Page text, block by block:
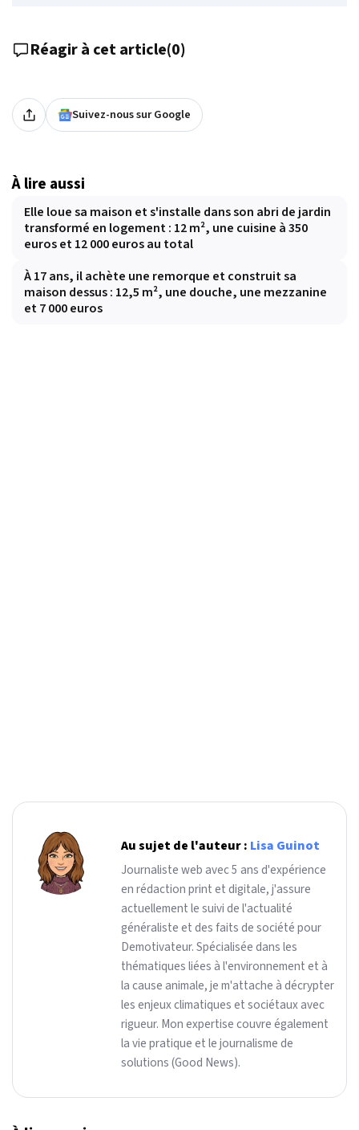
Réagir à cet article(0)
Suivez-nous sur Google
À lire aussi
Elle loue sa maison et s'installe dans son abri de jardin
transformé en logement : 12 m², une cuisine à 350
euros et 12 000 euros au total
À 17 ans, il achète une remorque et construit sa
maison dessus : 12,5 m², une douche, une mezzanine
et 7 000 euros
Au sujet de l'auteur : Lisa Guinot
Journaliste web avec 5 ans d'expérience
en rédaction print et digitale, j'assure
actuellement le suivi de l'actualité
généraliste et des faits de société pour
Demotivateur. Spécialisée dans les
thématiques liées à l'environnement et à
la cause animale, je m'attache à décrypter
les enjeux climatiques et sociétaux avec
rigueur. Mon expertise couvre également
la vie pratique et le journalisme de
solutions (Good News).